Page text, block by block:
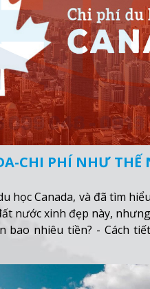
CHI PHÍ NHƯ THẾ
học Canada, và đã tìm
nước xinh đẹp này,
bao nhiêu tiền? - Cách